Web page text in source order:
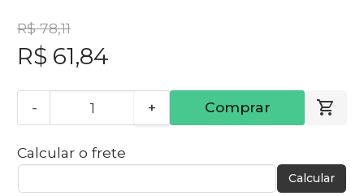
R$ 78,11
R$ 61,84
- + Comprar
Calcular o frete
Calcular